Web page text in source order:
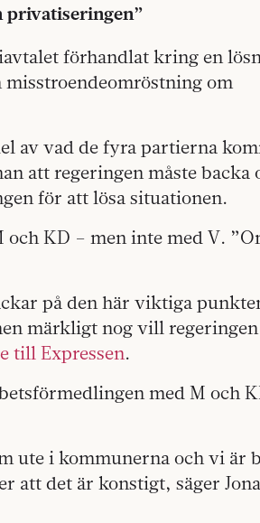
privatiseringen”
förhandlat kring en
om
av vad de fyra partierna
att regeringen måste backa
för att lösa situationen.
KD – men inte med V.
på den här viktiga
märkligt nog vill
till Expressen.
med M och
ute i kommunerna och vi är
att det är konstigt, säger